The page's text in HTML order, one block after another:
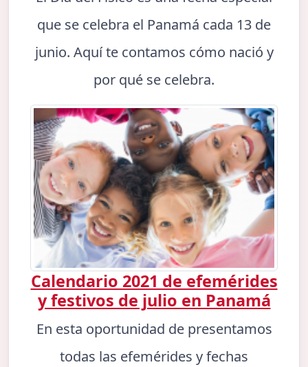
que se celebra el Panamá cada 13 de
junio. Aquí te contamos cómo nació y
por qué se celebra.
Calendario 2021 de efemérides
y festivos de julio en Panamá
En esta oportunidad de presentamos
todas las efemérides y fechas